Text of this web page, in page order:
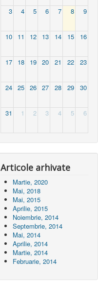
3 4 5 6 7 8 9
10 11 12 13 14 15 16
17 18 19 20 21 22 23
24 25 26 27 28 29 30
31 1 2 3 4 5 6
Articole arhivate
Martie, 2020
Mai, 2018
Mai, 2015
Aprilie, 2015
Noiembrie, 2014
Septembrie, 2014
Mai, 2014
Aprilie, 2014
Martie, 2014
Februarie, 2014